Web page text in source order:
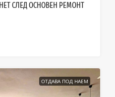
СЛЕД ОСНОВЕН РЕМОНТ
ОТДАВА ПОД НАЕМ